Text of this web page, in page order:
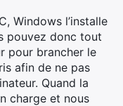
Windows l’installe
pouvez donc tout
pour brancher le
afin de ne pas
Quand la
charge et nous